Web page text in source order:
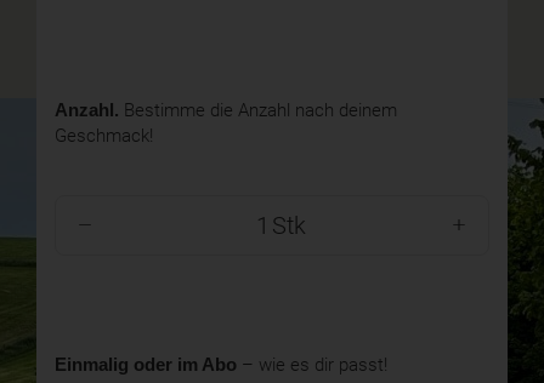
Anzahl. Bestimme die Anzahl nach deinem
Geschmack!
Stk
Einmalig oder im Abo – wie es dir passt!